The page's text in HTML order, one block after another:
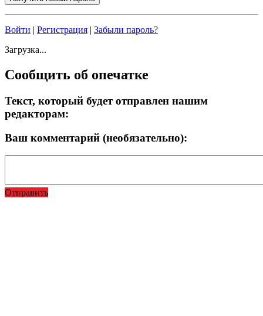
Войти | Регистрация | Забыли пароль?
Загрузка...
Сообщить об опечатке
Текст, который будет отправлен нашим
редакторам:
Ваш комментарий (необязательно):
Отправить